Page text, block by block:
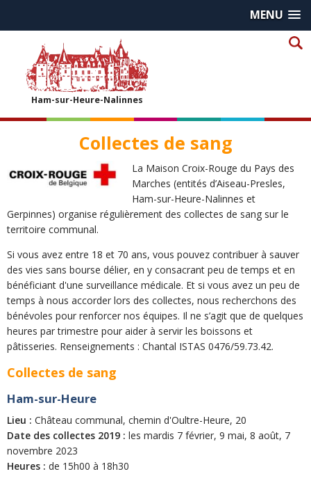
MENU
Ham-sur-Heure-Nalinnes
Collectes de sang
La Maison Croix-Rouge du Pays des
Marches (entités d’Aiseau-Presles,
Ham-sur-Heure-Nalinnes et
Gerpinnes) organise régulièrement des collectes de sang sur le
territoire communal.
Si vous avez entre 18 et 70 ans, vous pouvez contribuer à sauver
des vies sans bourse délier, en y consacrant peu de temps et en
bénéficiant d'une surveillance médicale. Et si vous avez un peu de
temps à nous accorder lors des collectes, nous recherchons des
bénévoles pour renforcer nos équipes. Il ne s’agit que de quelques
heures par trimestre pour aider à servir les boissons et
pâtisseries. Renseignements : Chantal ISTAS 0476/59.73.42.
Collectes de sang
Ham-sur-Heure
Lieu : Château communal, chemin d'Oultre-Heure, 20
Date des collectes 2019 : les mardis 7 février, 9 mai, 8 août, 7
novembre 2023
Heures : de 15h00 à 18h30